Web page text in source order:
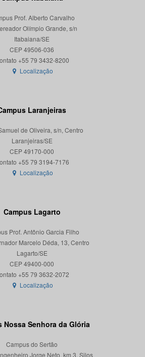
Prof. Alberto Carvalho
Olímpio Grande, s/n
Itabaiana/SE
CEP 49506-036
Localização
Laranjeiras
de Oliveira, s/n, Centro
Laranjeiras/SE
CEP 49170-000
Localização
Campus Lagarto
Prof. Antônio Garcia Filho
Marcelo Déda, 13, Centro
Lagarto/SE
CEP 49400-000
Localização
Nossa Senhora da Glória
Campus do Sertão
Jorge Neto, km 3, Silos